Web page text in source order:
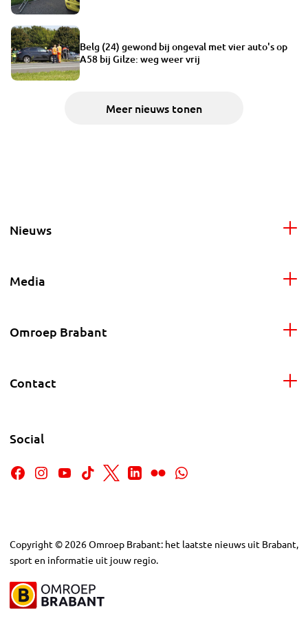
Belg (24) gewond bij ongeval met vier auto's op
A58 bij Gilze: weg weer vrij
Meer nieuws tonen
Nieuws
Media
Omroep Brabant
Contact
Social
Copyright © 2026Omroep Brabant: het laatste nieuws uit Brabant,
sport en informatie uit jouw regio.